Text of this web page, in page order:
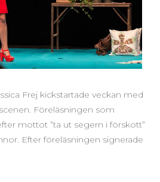
Frej kickstartade veckan med
Föreläsningen som
mottot ”ta ut segern i förskott”
Efter föreläsningen signerade